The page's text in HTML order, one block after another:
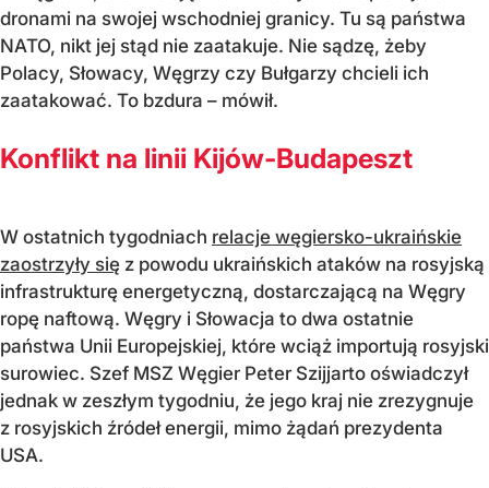
dronami na swojej wschodniej granicy. Tu są państwa
NATO, nikt jej stąd nie zaatakuje. Nie sądzę, żeby
Polacy, Słowacy, Węgrzy czy Bułgarzy chcieli ich
zaatakować. To bzdura – mówił.
Konflikt na linii Kijów-Budapeszt
W ostatnich tygodniach relacje węgiersko-ukraińskie
zaostrzyły się z powodu ukraińskich ataków na rosyjską
infrastrukturę energetyczną, dostarczającą na Węgry
ropę naftową. Węgry i Słowacja to dwa ostatnie
państwa Unii Europejskiej, które wciąż importują rosyjski
surowiec. Szef MSZ Węgier Peter Szijjarto oświadczył
jednak w zeszłym tygodniu, że jego kraj nie zrezygnuje
z rosyjskich źródeł energii, mimo żądań prezydenta
USA.